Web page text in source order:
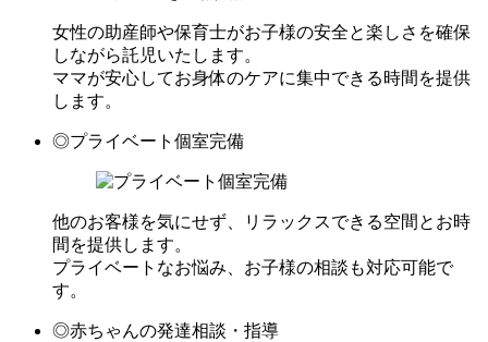
女性の助産師や保育士がお子様の安全と楽しさを確保
しながら託児いたします。
ママが安心してお身体のケアに集中できる時間を提供
します。
◎プライベート個室完備
他のお客様を気にせず、リラックスできる空間とお時
間を提供します。
プライベートなお悩み、お子様の相談も対応可能で
す。
◎赤ちゃんの発達相談・指導